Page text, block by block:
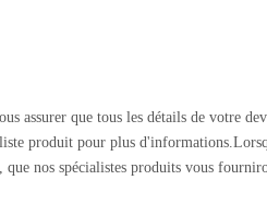
assurer que tous les détails de votre
produit pour plus
nos spécialistes produits vous